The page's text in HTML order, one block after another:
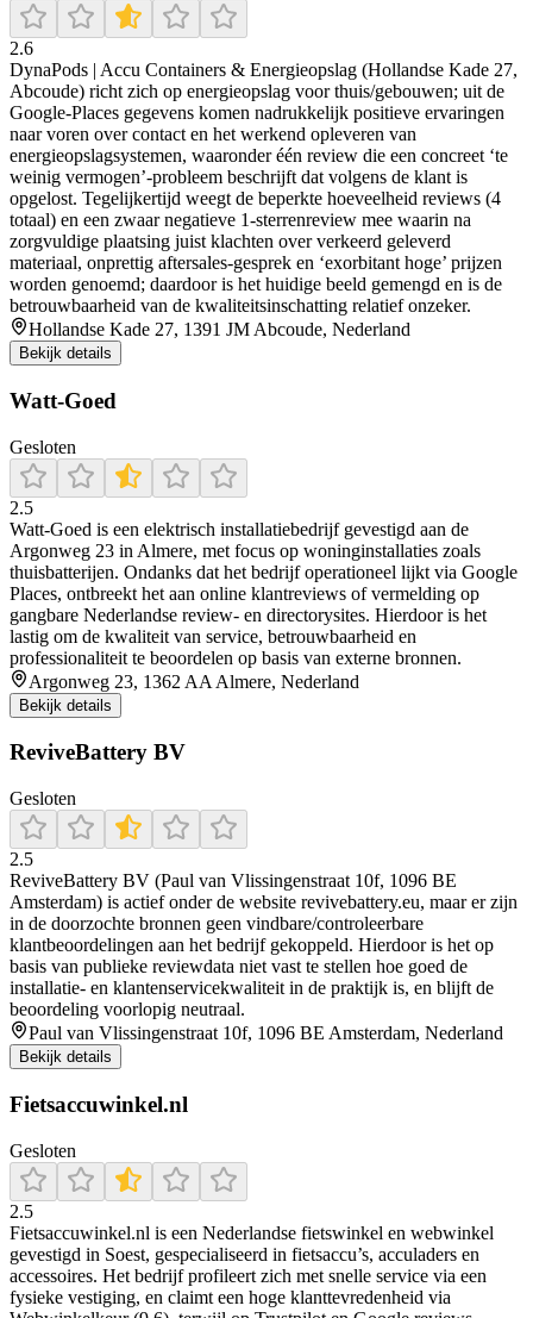
2.6
DynaPods | Accu Containers & Energieopslag (Hollandse Kade 27,
Abcoude) richt zich op energieopslag voor thuis/gebouwen; uit de
Google-Places gegevens komen nadrukkelijk positieve ervaringen
naar voren over contact en het werkend opleveren van
energieopslagsystemen, waaronder één review die een concreet ‘te
weinig vermogen’-probleem beschrijft dat volgens de klant is
opgelost. Tegelijkertijd weegt de beperkte hoeveelheid reviews (4
totaal) en een zwaar negatieve 1-sterrenreview mee waarin na
zorgvuldige plaatsing juist klachten over verkeerd geleverd
materiaal, onprettig aftersales-gesprek en ‘exorbitant hoge’ prijzen
worden genoemd; daardoor is het huidige beeld gemengd en is de
betrouwbaarheid van de kwaliteitsinschatting relatief onzeker.
Hollandse Kade 27, 1391 JM Abcoude, Nederland
Bekijk details
Watt-Goed
Gesloten
2.5
Watt‑Goed is een elektrisch installatiebedrijf gevestigd aan de
Argonweg 23 in Almere, met focus op woninginstallaties zoals
thuisbatterijen. Ondanks dat het bedrijf operationeel lijkt via Google
Places, ontbreekt het aan online klantreviews of vermelding op
gangbare Nederlandse review‑ en directorysites. Hierdoor is het
lastig om de kwaliteit van service, betrouwbaarheid en
professionaliteit te beoordelen op basis van externe bronnen.
Argonweg 23, 1362 AA Almere, Nederland
Bekijk details
ReviveBattery BV
Gesloten
2.5
ReviveBattery BV (Paul van Vlissingenstraat 10f, 1096 BE
Amsterdam) is actief onder de website revivebattery.eu, maar er zijn
in de doorzochte bronnen geen vindbare/controleerbare
klantbeoordelingen aan het bedrijf gekoppeld. Hierdoor is het op
basis van publieke reviewdata niet vast te stellen hoe goed de
installatie- en klantenservicekwaliteit in de praktijk is, en blijft de
beoordeling voorlopig neutraal.
Paul van Vlissingenstraat 10f, 1096 BE Amsterdam, Nederland
Bekijk details
Fietsaccuwinkel.nl
Gesloten
2.5
Fietsaccuwinkel.nl is een Nederlandse fietswinkel en webwinkel
gevestigd in Soest, gespecialiseerd in fietsaccu’s, acculaders en
accessoires. Het bedrijf profileert zich met snelle service via een
fysieke vestiging, en claimt een hoge klanttevredenheid via